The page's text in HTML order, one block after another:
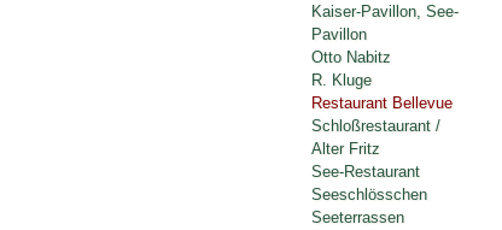
Kaiser-Pavillon, See-
Pavillon
Otto Nabitz
R. Kluge
Restaurant Bellevue
Schloßrestaurant /
Alter Fritz
See-Restaurant
Seeschlösschen
Seeterrassen